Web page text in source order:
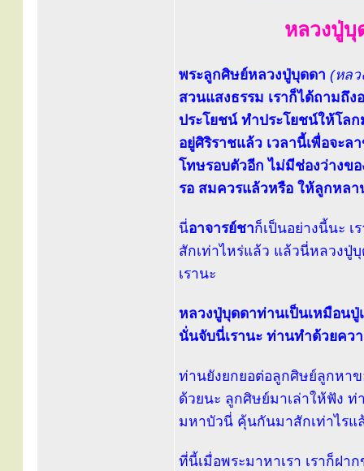
หลวงปู่บุ
พระลูกศิษย์หลวงปู่บุดดา (หลว
สวนแสงธรรม เราก็ได้ถามถึ
ประโยชน์ ทำประโยชน์ให้โล
อยู่ศิริราชแล้ว เวลานี้เพื่อจะ
โทษรอบตัวอีก ไม่มีช่องว่างข
รอ สมควรแล้วหรือ ให้ลูกหล
นี่อาจารย์ชาก็เป็นอย่างนี้นะ เ
สักเท่าไหร่แล้ว แล้วนี่หลวง
เรานะ
หลวงปู่บุดดาท่านเป็นเหมือนปู่
นั่นจับนี่เรานะ ท่านทำด้วยคว
ท่านยังยกยอต่อลูกศิษย์ลูกหาข
ด้วยนะ ลูกศิษย์มาเล่าให้ฟัง
มหาบัวนี่ คุ้นกันมาสักเท่าไรแ
ที่นี้เมื่อพระมาหาเรา เราก็ฝา